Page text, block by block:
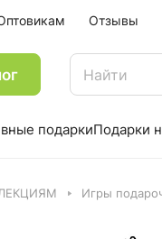
Отзывы
подаркиПодарки
Игры